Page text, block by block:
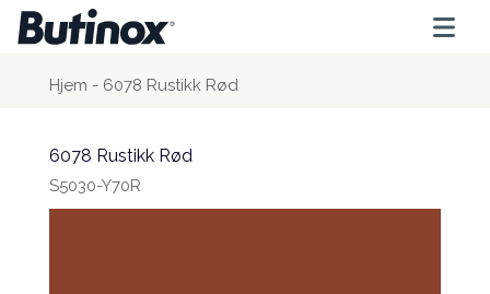
Hjem - 6078 Rustikk Rød
6078 Rustikk Rød
S5030-Y70R